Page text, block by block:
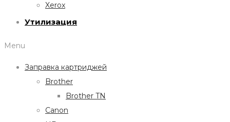
Xerox
Утилизация
Menu
Заправка картриджей
Brother
Brother TN
Canon